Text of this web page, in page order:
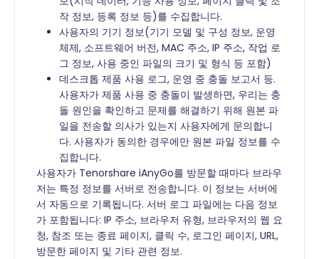
작 정보, 등록 정보 등)를 수집합니다.
사용자의 기기 정보(기기 모델 및 구성 정보, 운영
체제, 소프트웨어 버전, MAC 주소, IP 주소, 작업 로
그 정보, 사용 중인 파일의 크기 및 형식 등 포함)
데스크톱 제품 사용 로그, 운영 중 충돌 보고서 등.
사용자가 제품 사용 중 충돌이 발생하면, 우리는 충
돌 원인을 확인하고 문제를 해결하기 위해 원본 파
일을 전송할 의사가 있는지 사용자에게 문의합니
다. 사용자가 동의한 경우에만 원본 파일 정보를 수
집합니다.
사용자가 Tenorshare iAnyGo를 방문할 때마다 브라우
저는 특정 정보를 서버로 전송합니다. 이 정보는 서버에
서 자동으로 기록됩니다. 서버 로그 파일에는 다음 정보
가 포함됩니다: IP 주소, 브라우저 유형, 브라우저의 웹 요
청, 참조 또는 종료 페이지, 클릭 수, 로그인 페이지, URL,
방문한 페이지 및 기타 관련 정보.